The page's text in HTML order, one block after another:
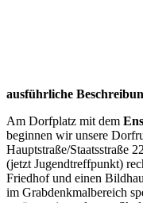
ausführliche
Am Dorfplatz mit dem
beginnen wir unsere
Hauptstraße/Staatsstraße
(jetzt Jugendtreffpunkt)
Friedhof und einen
im Grabdenkmalbereich